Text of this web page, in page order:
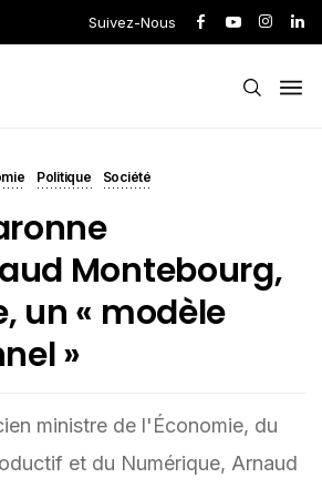
Suivez-Nous
Politique Société
Montebourg,
un « modèle
»
ministre de l'Économie, du
et du Numérique, Arnaud